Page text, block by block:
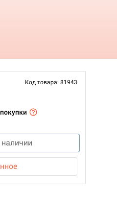
Код товара: 81943